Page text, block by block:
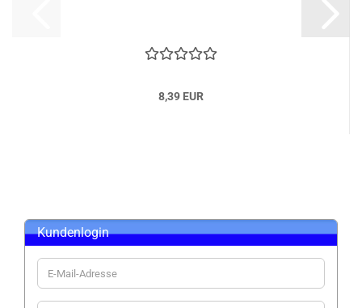
8,39 EUR
Kundenlogin
E-
Mail-
Adresse